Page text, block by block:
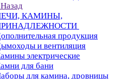
Назад
КАМИНЫ,
продукция
и вентиляция
электрические
для бани
для камина, дровницы